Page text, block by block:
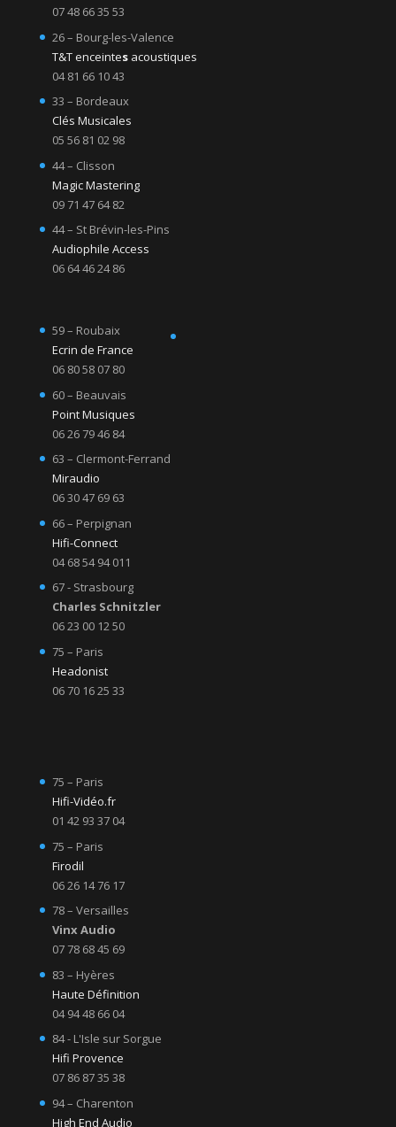
07 48 66 35 53
26 – Bourg-les-Valence
T&T enceintes acoustiques
04 81 66 10 43
33 – Bordeaux
Clés Musicales
05 56 81 02 98
44 – Clisson
Magic Mastering
09 71 47 64 82
44 – St Brévin-les-Pins
Audiophile Access
06 64 46 24 86
59 – Roubaix
Ecrin de France
06 80 58 07 80
60 – Beauvais
Point Musiques
06 26 79 46 84
63 – Clermont-Ferrand
Miraudio
06 30 47 69 63
66 – Perpignan
Hifi-Connect
04 68 54 94 011
67 - Strasbourg
Charles Schnitzler
06 23 00 12 50
75 – Paris
Headonist
06 70 16 25 33
75 – Paris
Hifi-Vidéo.fr
01 42 93 37 04
75 – Paris
Firodil
06 26 14 76 17
78 – Versailles
Vinx Audio
07 78 68 45 69
83 – Hyères
Haute Définition
04 94 48 66 04
84 - L'Isle sur Sorgue
Hifi Provence
07 86 87 35 38
94 – Charenton
High End Audio